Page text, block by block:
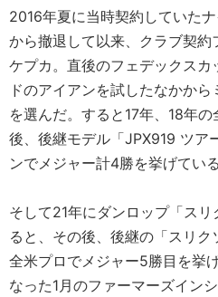
2016年夏に当時契約していた
から撤退して以来、クラブ契約
ケプカ。直後のフェデックス
ドのアイアンを試したなかから
を選んだ。すると17年、18年
後、後継モデル「JPX919 ツア
ンでメジャー計4勝を挙げている
そして21年にダンロップ「ス
ると、その後、後継の「スリ
全米プロでメジャー5勝目を挙
なった1月のファーマーズイン